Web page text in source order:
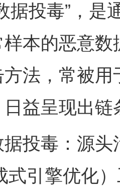
投毒”，是
本的恶意
法，常被
益呈现出
毒：源头污
式引擎优化